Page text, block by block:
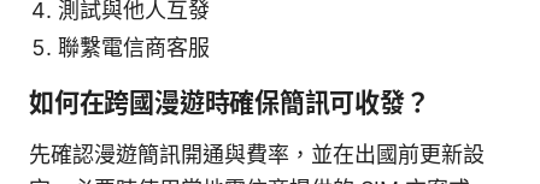
測試與他人互發
聯繫電信商客服
如何在跨國漫遊時確保簡訊可收發？
先確認漫遊簡訊開通與費率，並在出國前更新設